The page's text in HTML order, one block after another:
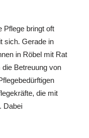
Pflege bringt oft
sich. Gerade in
in Röbel mit Rat
Betreuung von
die mit
Dabei